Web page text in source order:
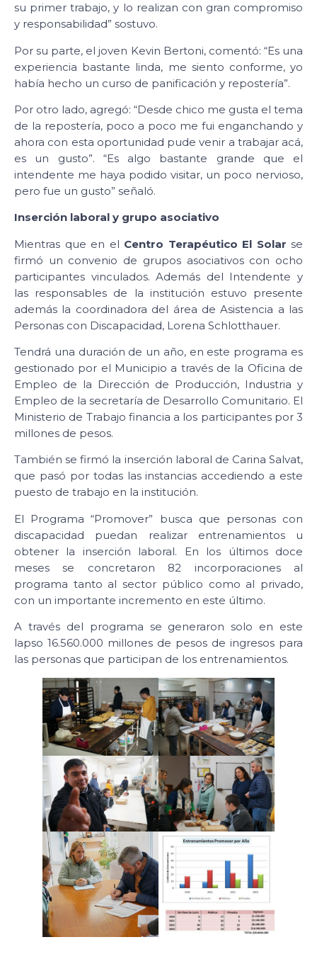
su primer trabajo, y lo realizan con gran compromiso
y responsabilidad” sostuvo.
Por su parte, el joven Kevin Bertoni, comentó: “Es una
experiencia bastante linda, me siento conforme, yo
había hecho un curso de panificación y repostería”.
Por otro lado, agregó: “Desde chico me gusta el tema
de la repostería, poco a poco me fui enganchando y
ahora con esta oportunidad pude venir a trabajar acá,
es un gusto”. “Es algo bastante grande que el
intendente me haya podido visitar, un poco nervioso,
pero fue un gusto” señaló.
Inserción laboral y grupo asociativo
Mientras que en el Centro Terapéutico El Solar se
firmó un convenio de grupos asociativos con ocho
participantes vinculados. Además del Intendente y
las responsables de la institución estuvo presente
además la coordinadora del área de Asistencia a las
Personas con Discapacidad, Lorena Schlotthauer.
Tendrá una duración de un año, en este programa es
gestionado por el Municipio a través de la Oficina de
Empleo de la Dirección de Producción, Industria y
Empleo de la secretaría de Desarrollo Comunitario. El
Ministerio de Trabajo financia a los participantes por 3
millones de pesos.
También se firmó la inserción laboral de Carina Salvat,
que pasó por todas las instancias accediendo a este
puesto de trabajo en la institución.
El Programa “Promover” busca que personas con
discapacidad puedan realizar entrenamientos u
obtener la inserción laboral. En los últimos doce
meses se concretaron 82 incorporaciones al
programa tanto al sector público como al privado,
con un importante incremento en este último.
A través del programa se generaron solo en este
lapso 16.560.000 millones de pesos de ingresos para
las personas que participan de los entrenamientos.